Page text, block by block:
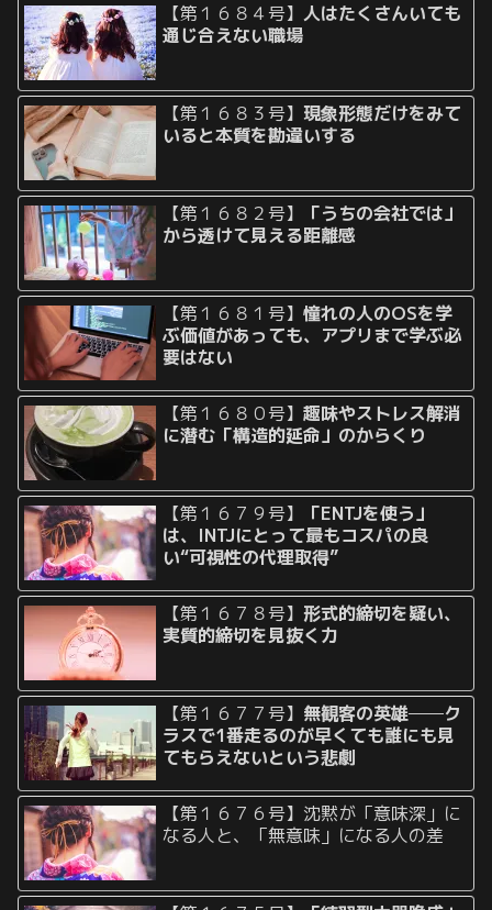
【第１６８４号】人はたくさんいても
通じ合えない職場
【第１６８３号】現象形態だけをみて
いると本質を勘違いする
【第１６８２号】
「うちの会社では」
から透けて見える距離感
【第１６８１号】憧れの人のOSを学
ぶ価値があっても、アプリまで学ぶ必
要はない
【第１６８０号】趣味やストレス解消
に潜む「構造的延命」のからくり
【第１６７９号】
「ENTJを使う」
は、INTJにとって最もコスパの良
い“可視性の代理取得”
【第１６７８号】形式的締切を疑い、
実質的締切を見抜く力
【第１６７７号】 無観客の英雄──ク
ラスで1番走るのが早くても誰にも見
てもらえないという悲劇
【第１６７６号】沈黙が「意味深」に
なる人と、「無意味」になる人の差